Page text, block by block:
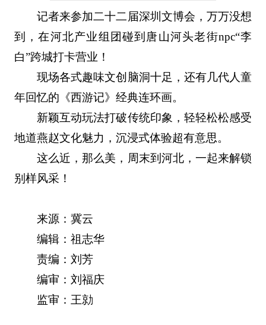
记者来参加二十二届深圳文博会，万万没想
到，在河北产业组团碰到唐山河头老街npc“李
白”跨城打卡营业！
现场各式趣味文创脑洞十足，还有几代人童
年回忆的《西游记》经典连环画。
新颖互动玩法打破传统印象，轻轻松松感受
地道燕赵文化魅力，沉浸式体验超有意思。
这么近，那么美，周末到河北，一起来解锁
别样风采！
来源：冀云
编辑：祖志华
责编：刘芳
编审：刘福庆
监审：王勍